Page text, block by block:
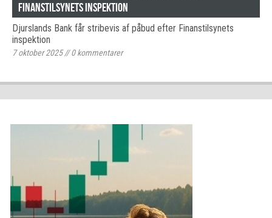
Finanstilsynets inspektion
Djurslands Bank får stribevis af påbud efter Finanstilsynets
inspektion
7 oktober 2025//0kommentarer